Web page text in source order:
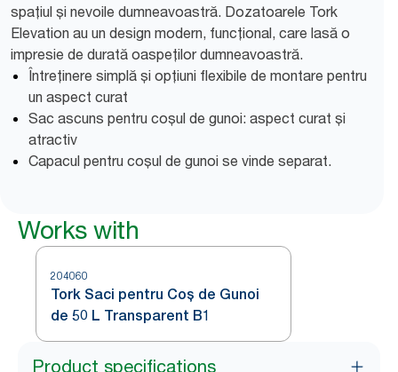
spațiul și nevoile dumneavoastră. Dozatoarele Tork
Elevation au un design modern, funcțional, care lasă o
impresie de durată oaspeților dumneavoastră.
Întreținere simplă și opțiuni flexibile de montare pentru
un aspect curat
Sac ascuns pentru coșul de gunoi: aspect curat și
atractiv
Capacul pentru coșul de gunoi se vinde separat.
Works with
204060
Tork Saci pentru Coș de Gunoi
de 50 L Transparent B1
Product specifications